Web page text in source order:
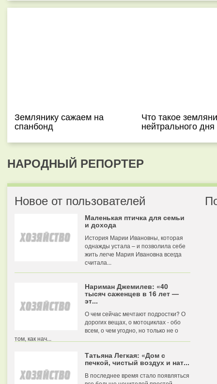
Землянику сажаем на
спанбонд
Что такое
нейтрального дня
НАРОДНЫЙ РЕПОРТЕР
Новое от пользователей
Маленькая птичка для семьи
и дохода
История Марии Ивановны, которая
однажды устала – и позволила себе
жить легче Мария Ивановна всегда
считала...
Нариман Джемилев: «40
тысяч саженцев в 16 лет —
эт...
О чем сейчас мечтают подростки? О
дорогих вещах, о мотоциклах - обо
всем, о чем угодно, но только не о
том, как нач...
Татьяна Легкая: «Дом с
печкой, чистый воздух и нат...
В последнее время стало появляться